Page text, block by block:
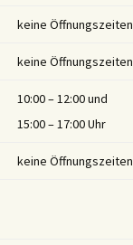
keine Öffnungszeiten
keine Öffnungszeiten
10:00 – 12:00 und
15:00 – 17:00 Uhr
keine Öffnungszeiten